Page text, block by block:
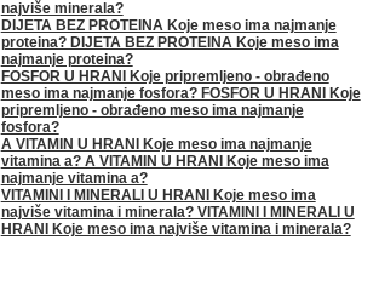
najviše minerala?
DIJETA BEZ PROTEINA Koje meso ima najmanje
proteina? DIJETA BEZ PROTEINA Koje meso ima
najmanje proteina?
FOSFOR U HRANI Koje pripremljeno - obrađeno
meso ima najmanje fosfora? FOSFOR U HRANI Koje
pripremljeno - obrađeno meso ima najmanje
fosfora?
A VITAMIN U HRANI Koje meso ima najmanje
vitamina a? A VITAMIN U HRANI Koje meso ima
najmanje vitamina a?
VITAMINI I MINERALI U HRANI Koje meso ima
najviše vitamina i minerala? VITAMINI I MINERALI U
HRANI Koje meso ima najviše vitamina i minerala?